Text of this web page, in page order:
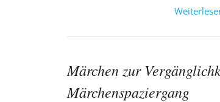
Märchen zur
Märchenspaziergang